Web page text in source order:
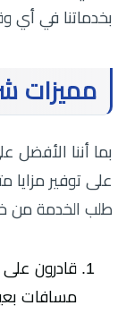
بخدماتنا في أي
مميزات
بما أننا
على توفير مزايا
طلب الخدمة من
قادرون
مسافات